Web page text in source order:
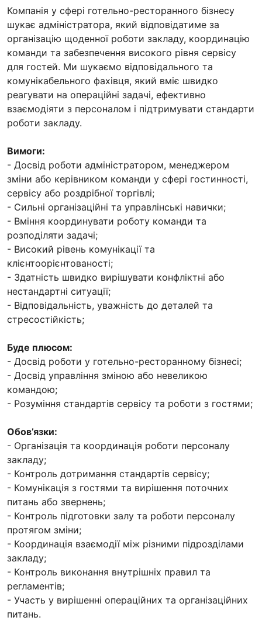
Компанія у сфері готельно-ресторанного бізнесу
шукає адміністратора, який відповідатиме за
організацію щоденної роботи закладу, координацію
команди та забезпечення високого рівня сервісу
для гостей. Ми шукаємо відповідального та
комунікабельного фахівця, який вміє швидко
реагувати на операційні задачі, ефективно
взаємодіяти з персоналом і підтримувати стандарти
роботи закладу.
Вимоги:
- Досвід роботи адміністратором, менеджером
зміни або керівником команди у сфері гостинності,
сервісу або роздрібної торгівлі;
- Сильні організаційні та управлінські навички;
- Вміння координувати роботу команди та
розподіляти задачі;
- Високий рівень комунікації та
клієнтоорієнтованості;
- Здатність швидко вирішувати конфліктні або
нестандартні ситуації;
- Відповідальність, уважність до деталей та
стресостійкість;
Буде плюсом:
- Досвід роботи у готельно-ресторанному бізнесі;
- Досвід управління зміною або невеликою
командою;
- Розуміння стандартів сервісу та роботи з гостями;
Обов’язки:
- Організація та координація роботи персоналу
закладу;
- Контроль дотримання стандартів сервісу;
- Комунікація з гостями та вирішення поточних
питань або звернень;
- Контроль підготовки залу та роботи персоналу
протягом зміни;
- Координація взаємодії між різними підрозділами
закладу;
- Контроль виконання внутрішніх правил та
регламентів;
- Участь у вирішенні операційних та організаційних
питань.